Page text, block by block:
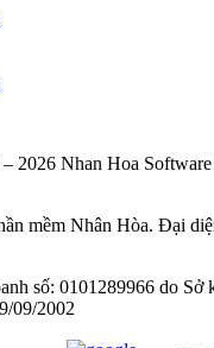
2026 Nhan Hoa
mềm Nhân Hòa. Đại
số: 0101289966 do Sở
09/2002